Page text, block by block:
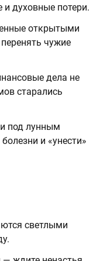
духовные потери.
открытыми
чужие
дела не
старались
под лунным
и «унести»
светлыми